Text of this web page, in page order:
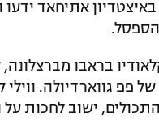
שכרו בסך 105 אלף יורו.
הספסל.
בראבו
גווארדיולה. ווילי
ישוב לחכות על